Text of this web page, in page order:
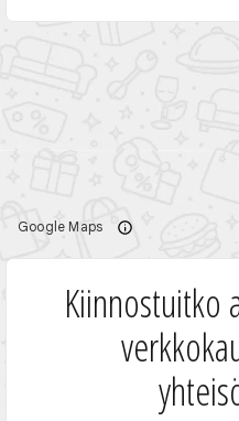
Kiinnostuitko